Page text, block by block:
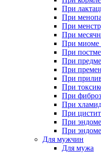
При
При
При
При
При миоме
При
При
При
При
При
При
При
При
При
При
Для мужчин
Для мужа